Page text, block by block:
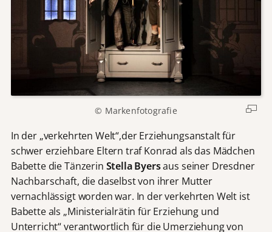
© Markenfotografie
In der „verkehrten Welt“,der Erziehungsanstalt für
schwer erziehbare Eltern traf Konrad als das Mädchen
Babette die Tänzerin Stella Byersaus seiner Dresdner
Nachbarschaft, die daselbst von ihrer Mutter
vernachlässigt worden war. In der verkehrten Welt ist
Babette als „Ministerialrätin für Erziehung und
Unterricht“ verantwortlich für die Umerziehung von